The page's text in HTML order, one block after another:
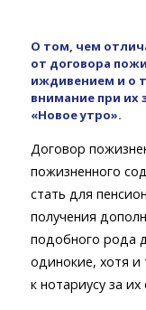
О том, чем
от договора
иждивением и о
внимание при их
«Новое утро».
Договор
пожизненного
стать для
получения
подобного рода
одинокие, хотя и
к нотариусу за